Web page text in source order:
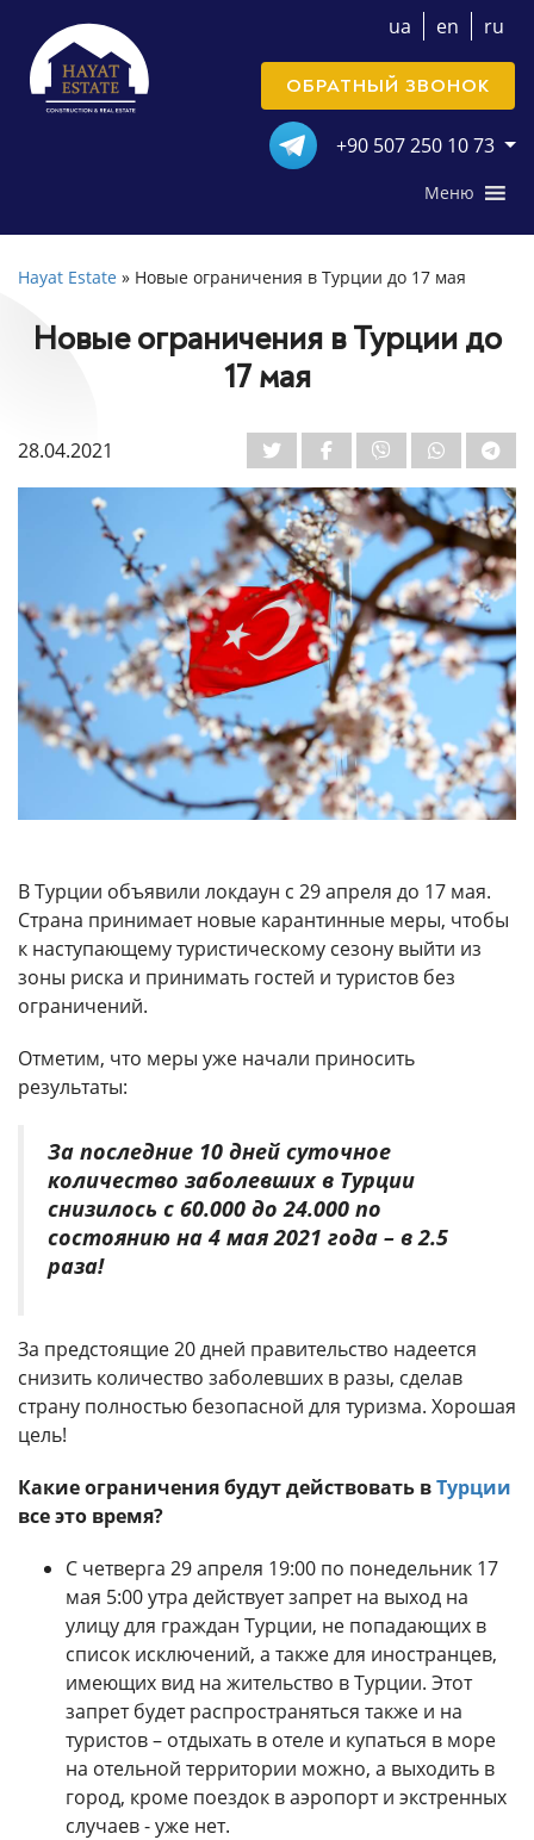
ua en ru
+90 507 250 10 73
ОБРАТНЫЙ ЗВОНОК
Меню
Hayat Estate » Новые ограничения в Турции до 17 мая
Новые ограничения в Турции до
17 мая
28.04.2021
В Турции объявили локдаун с 29 апреля до 17 мая.
Страна принимает новые карантинные меры, чтобы
к наступающему туристическому сезону выйти из
зоны риска и принимать гостей и туристов без
ограничений.
Отметим, что меры уже начали приносить
результаты:
За последние 10 дней суточное
количество заболевших в Турции
снизилось с 60.000 до 24.000 по
состоянию на 4 мая 2021 года – в 2.5
раза!
За предстоящие 20 дней правительство надеется
снизить количество заболевших в разы, сделав
страну полностью безопасной для туризма. Хорошая
цель!
Какие ограничения будут действовать вТурции
все это время?
С четверга 29 апреля 19:00 по понедельник 17
мая 5:00 утра действует запрет на выход на
улицу для граждан Турции, не попадающих в
список исключений, а также для иностранцев,
имеющих вид на жительство в Турции. Этот
запрет будет распространяться также и на
туристов – отдыхать в отеле и купаться в море
на отельной территории можно, а выходить в
город, кроме поездок в аэропорт и экстренных
случаев - уже нет.